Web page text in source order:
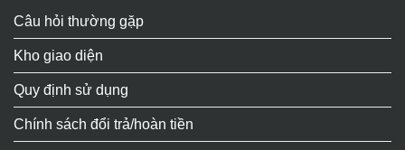
Câu hỏi thường gặp
Kho giao diện
Quy định sử dụng
Chính sách đổi trả/hoàn tiền